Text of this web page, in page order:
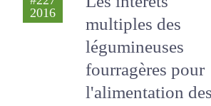
Les intérêts
multiples des
légumineuses
fourragères pour